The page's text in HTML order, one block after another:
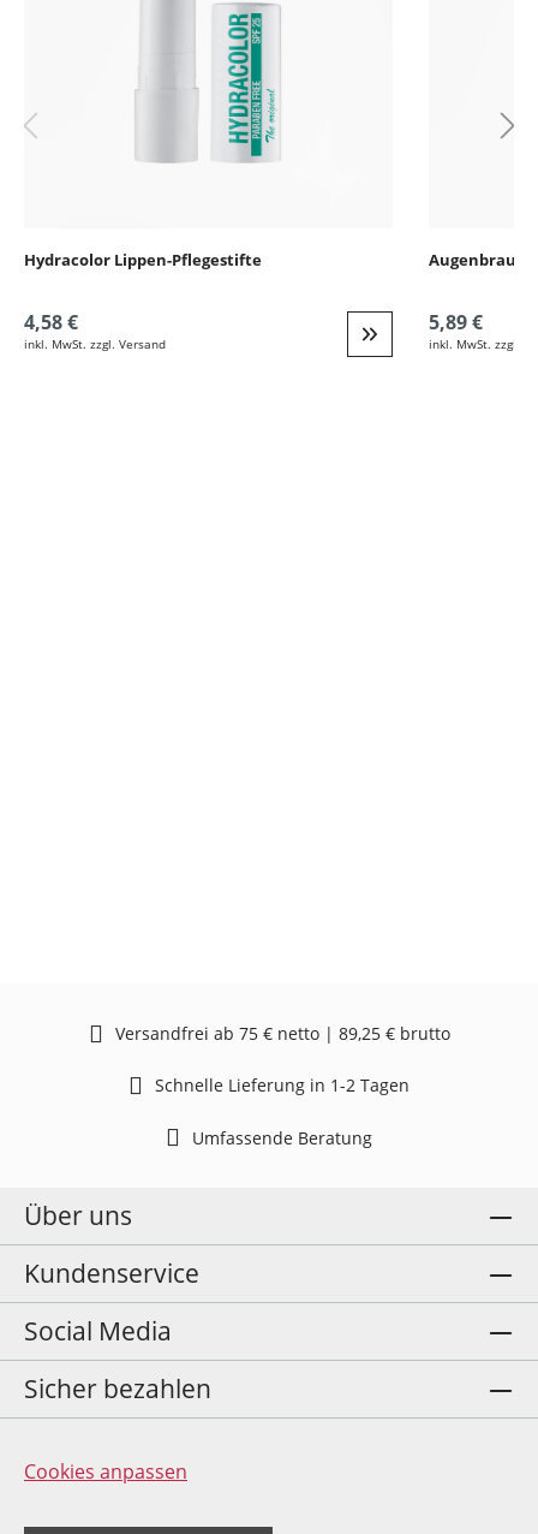
Hydracolor Lippen-Pflegestifte
4,58 €
inkl. MwSt. zzgl. Versand Weiter zur Detail
5,89 €
inkl. MwSt. zzgl.
Versandfrei ab 75 € netto | 89,25 € brutto
Schnelle Lieferung in 1-2 Tagen
Umfassende Beratung
Über uns
Kundenservice
Social Media
Sicher bezahlen
Cookies anpassen